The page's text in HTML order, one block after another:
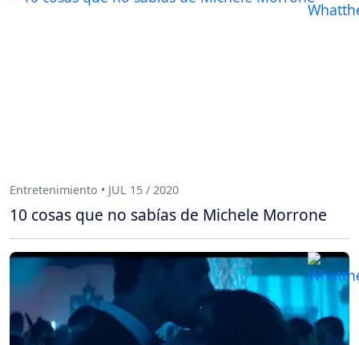
Entretenimiento • JUL 15 / 2020
10 cosas que no sabías de Michele Morrone